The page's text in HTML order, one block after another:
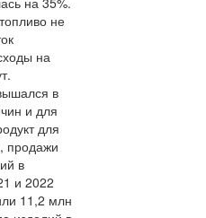
не
на
в
и для
для
продажи
в
и 2022
11,2 млн